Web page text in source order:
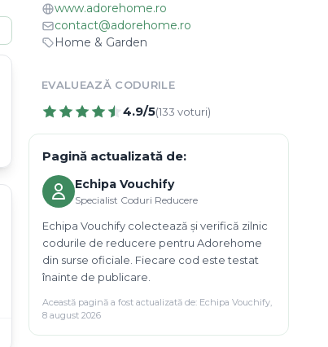
www.adorehome.ro
contact@adorehome.ro
Home & Garden
EVALUEAZĂ CODURILE
4.9/5(133 voturi)
Pagină actualizată de:
Echipa Vouchify
Specialist Coduri Reducere
Echipa Vouchify colectează și verifică zilnic
codurile de reducere pentru Adorehome
din surse oficiale. Fiecare cod este testat
înainte de publicare.
Această pagină a fost actualizată de: Echipa Vouchify,
8 august 2026